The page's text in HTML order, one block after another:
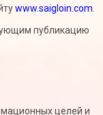
www.saigloin.com.
публикацию
целей и